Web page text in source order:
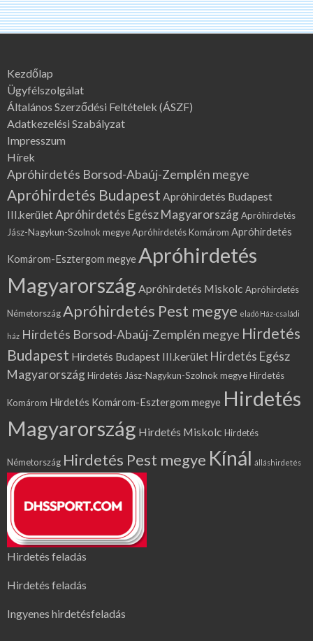
Kezdőlap
Ügyfélszolgálat
Általános Szerződési Feltételek (ÁSZF)
Adatkezelési Szabályzat
Impresszum
Hírek
Apróhirdetés Borsod-Abaúj-Zemplén megye
Apróhirdetés Budapest Apróhirdetés Budapest
III.kerületApróhirdetés Egész MagyarországApróhirdetés
Jász-Nagykun-Szolnok megyeApróhirdetés Komárom Apróhirdetés
Komárom-Esztergom megye Apróhirdetés
Magyarország Apróhirdetés Miskolc Apróhirdetés
NémetországApróhirdetés Pest megye eladó Ház-családi
ház Hirdetés Borsod-Abaúj-Zemplén megye Hirdetés
Budapest Hirdetés Budapest III.kerület Hirdetés Egész
MagyarországHirdetés Jász-Nagykun-Szolnok megyeHirdetés
Komárom Hirdetés Komárom-Esztergom megye Hirdetés
Magyarország Hirdetés Miskolc Hirdetés
Németország Hirdetés Pest megye Kínál álláshirdetés
Hirdetés feladás
Hirdetés feladás
Ingyenes hirdetésfeladás